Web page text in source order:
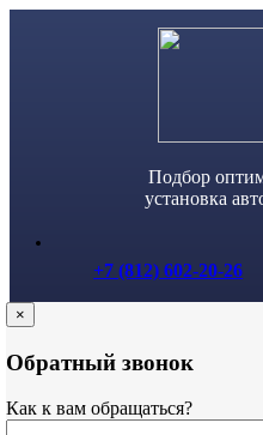
Подбор
установка
+7 (812) 602-20-26
×
Обратный звонок
Как к вам обращаться?